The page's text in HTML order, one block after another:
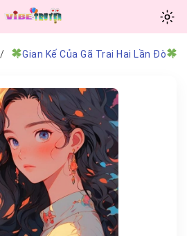
Gian Kế Của Gã Trai Hai Lần Đò